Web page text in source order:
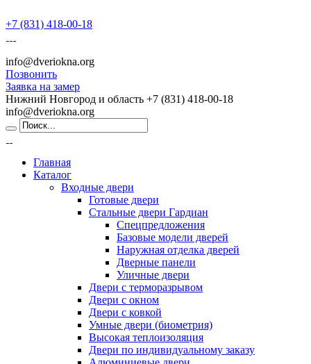
+7 (831) 418-00-18
info@dveriokna.org
Позвонить
Заявка на замер
Нижний Новгород и область +7 (831) 418-00-18
info@dveriokna.org
Главная
Каталог
Входные двери
Готовые двери
Стальные двери Гардиан
Спецпредложения
Базовые модели дверей
Наружная отделка дверей
Дверные панели
Уличные двери
Двери с терморазрывом
Двери с окном
Двери с ковкой
Умные двери (биометрия)
Высокая теплоизоляция
Двери по индивидуальному заказу